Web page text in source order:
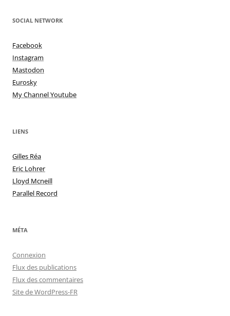
SOCIAL NETWORK
Facebook
Instagram
Mastodon
Eurosky
My Channel Youtube
LIENS
Gilles Réa
Eric Lohrer
Lloyd Mcneill
Parallel Record
MÉTA
Connexion
Flux des publications
Flux des commentaires
Site de WordPress-FR